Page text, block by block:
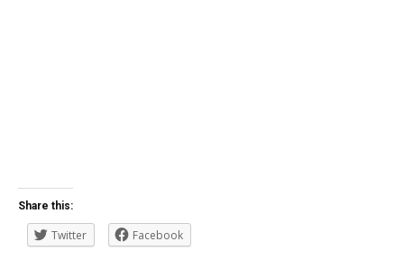
Share this:
Twitter Facebook